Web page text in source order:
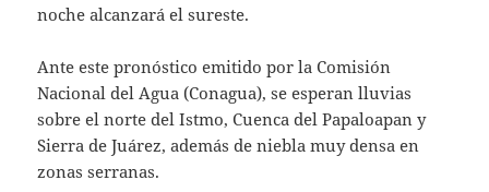
noche alcanzará el sureste.
Ante este pronóstico emitido por la Comisión
Nacional del Agua (Conagua), se esperan lluvias
sobre el norte del Istmo, Cuenca del Papaloapan y
Sierra de Juárez, además de niebla muy densa en
zonas serranas.